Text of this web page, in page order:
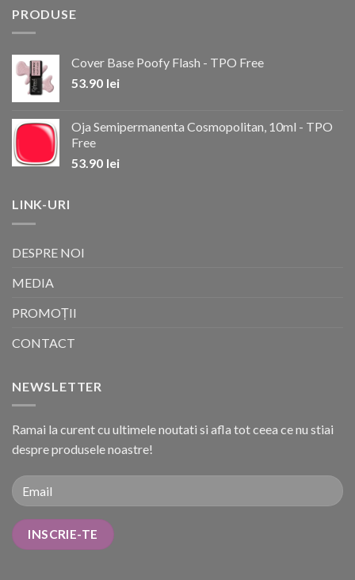
PRODUSE
Cover Base Poofy Flash - TPO Free
53.90 lei
Oja Semipermanenta Cosmopolitan, 10ml - TPO
Free
53.90 lei
LINK-URI
DESPRE NOI
MEDIA
PROMOȚII
CONTACT
NEWSLETTER
Ramai la curent cu ultimele noutati si afla tot ceea ce nu stiai
despre produsele noastre!